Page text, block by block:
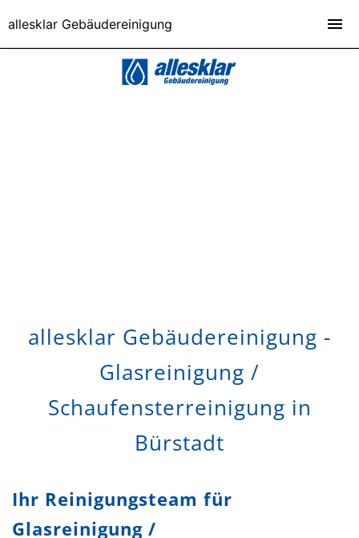
allesklar Gebäudereinigung -
Glasreinigung /
Schaufensterreinigung in
Bürstadt
Ihr Reinigungsteam für
Glasreinigung /
allesklar Gebäudereinigung